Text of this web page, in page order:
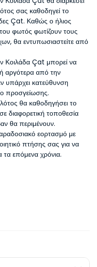
σας καθοδηγεί το
Çat. Καθώς ο ήλιος
του φωτός φωτίζουν τους
θα εντυπωσιαστείτε από
Κοιλάδα Çat μπορεί να
αργότερα από την
υπάρχει κατεύθυνση
προσγείωσης.
θα καθοδηγήσει το
διαφορετική τοποθεσία
θα περιμένουν.
εορτασμό με
πτήσης σας για να
τα επόμενα χρόνια.